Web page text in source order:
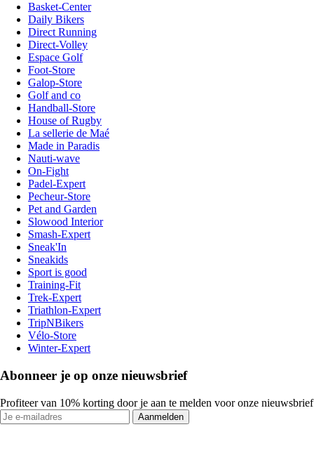
Basket-Center
Daily Bikers
Direct Running
Direct-Volley
Espace Golf
Foot-Store
Galop-Store
Golf and co
Handball-Store
House of Rugby
La sellerie de Maé
Made in Paradis
Nauti-wave
On-Fight
Padel-Expert
Pecheur-Store
Pet and Garden
Slowood Interior
Smash-Expert
Sneak'In
Sneakids
Sport is good
Training-Fit
Trek-Expert
Triathlon-Expert
TripNBikers
Vélo-Store
Winter-Expert
Abonneer je op onze nieuwsbrief
Profiteer van 10% korting door je aan te melden voor onze nieuwsbrief
Aanmelden